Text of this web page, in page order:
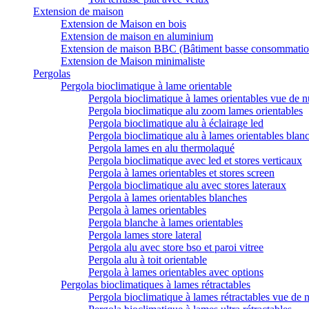
Extension de maison
Extension de Maison en bois
Extension de maison en aluminium
Extension de maison BBC (Bâtiment basse
Extension de Maison minimaliste
Pergolas
Pergola bioclimatique à lame orientable
Pergola bioclimatique à lames orientables vue de
Pergola bioclimatique alu zoom lames orientables
Pergola bioclimatique alu à éclairage led
Pergola bioclimatique alu à lames orientables
Pergola lames en alu thermolaqué
Pergola bioclimatique avec led et stores verticaux
Pergola à lames orientables et stores screen
Pergola bioclimatique alu avec stores lateraux
Pergola à lames orientables blanches
Pergola à lames orientables
Pergola blanche à lames orientables
Pergola lames store lateral
Pergola alu avec store bso et paroi vitree
Pergola alu à toit orientable
Pergola à lames orientables avec options
Pergolas bioclimatiques à lames rétractables
Pergola bioclimatique à lames rétractables vue de